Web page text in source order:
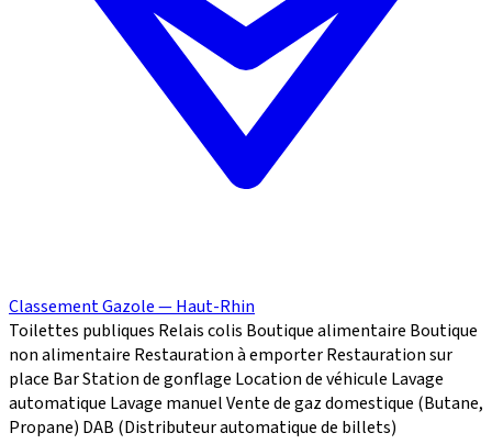
Classement Gazole — Haut-Rhin
Toilettes publiques Relais colis Boutique alimentaire Boutique
non alimentaire Restauration à emporterRestauration sur
place BarStation de gonflage Location de véhicule Lavage
automatique Lavage manuelVente de gaz domestique (Butane,
Propane) DAB (Distributeur automatique de billets)